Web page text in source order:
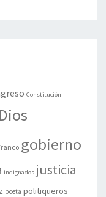
Constitución
Dios
gobierno
indignados justicia
poeta politiqueros